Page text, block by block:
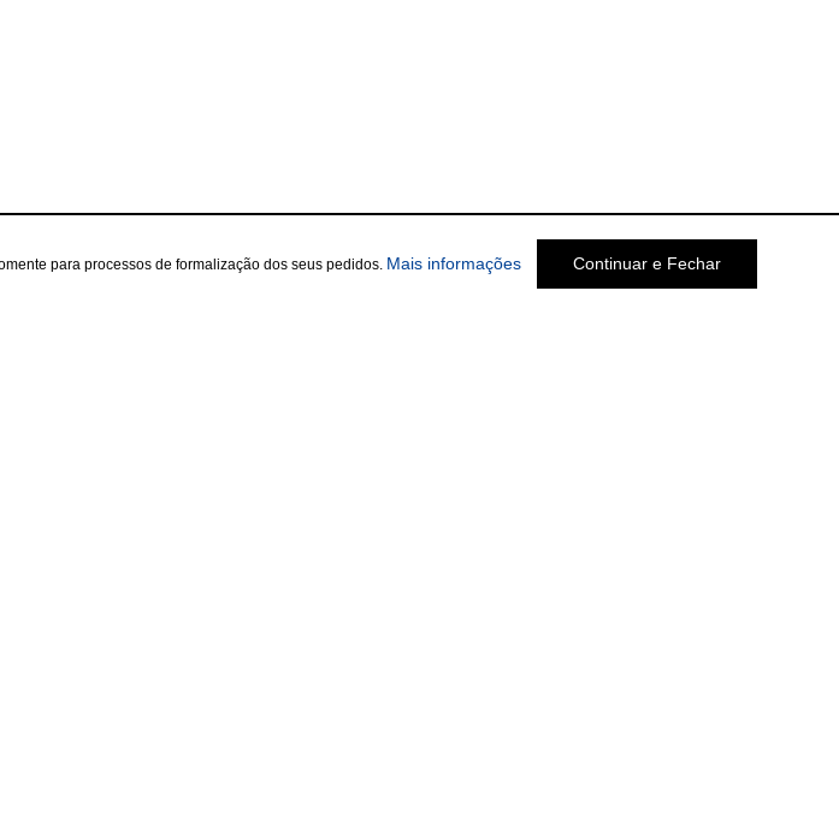
para processos de formalização dos seus pedidos. Mais informações Continuar e Fechar